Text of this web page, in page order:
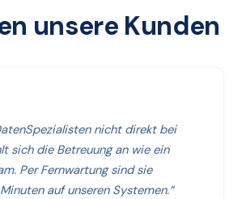
unsere Kunden
nicht direkt bei
sich die Betreuung an wie ein
Per Fernwartung sind sie
auf unseren Systemen.“